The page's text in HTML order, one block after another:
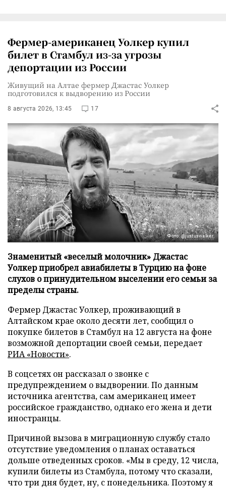
Фермер-американец Уолкер купил
билет в Стамбул из-за угрозы
депортации из России
Живущий на Алтае фермер Джастас Уолкер
подготовился к выдворению из России
8 августа 2026, 13:45 17
Фото: @justuswalker
Знаменитый «веселый молочник» Джастас
Уолкер приобрел авиабилеты в Турцию на фоне
слухов о принудительном выселении его семьи за
пределы страны.
Фермер Джастас Уолкер, проживающий в
Алтайском крае около десяти лет, сообщил о
покупке билетов в Стамбул на 12 августа на фоне
возможной депортации своей семьи, передает
РИА «Новости».
В соцсетях он рассказал о звонке с
предупреждением о выдворении. По данным
источника агентства, сам американец имеет
российское гражданство, однако его жена и дети
иностранцы.
Причиной вызова в миграционную службу стало
отсутствие уведомления о планах оставаться
дольше отведенных сроков. «Мы в среду, 12 числа,
купили билеты из Стамбула, потому что сказали,
что три дня будет, ну, с понедельника. Поэтому я